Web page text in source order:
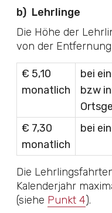
b) Lehrlinge
Die Höhe der
von der
€ 5,10
monatlich
bei
bzw
€ 7,30
monatlich
bei
Die
Kalenderjahr
(siehe Punkt 4).